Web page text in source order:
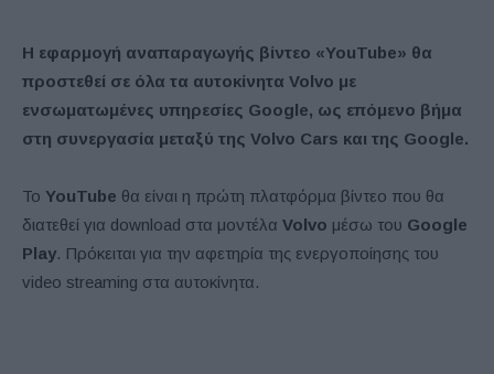
Η εφαρμογή αναπαραγωγής βίντεο «YouTube» θα
προστεθεί σε όλα τα αυτοκίνητα Volvo με
ενσωματωμένες υπηρεσίες Google, ως επόμενο βήμα
στη συνεργασία μεταξύ της Volvo Cars και της Google.
Το YouTube θα είναι η πρώτη πλατφόρμα βίντεο που θα
διατεθεί για download στα μοντέλα Volvo μέσω του Google
Play. Πρόκειται για την αφετηρία της ενεργοποίησης του
video streaming στα αυτοκίνητα.